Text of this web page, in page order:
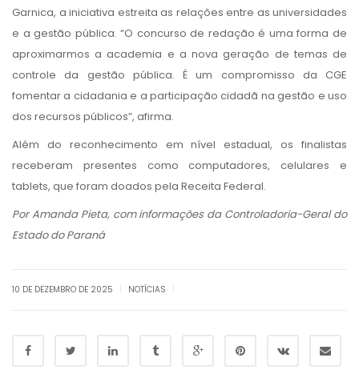
Garnica, a iniciativa estreita as relações entre as universidades
e a gestão pública. “O concurso de redação é uma forma de
aproximarmos a academia e a nova geração de temas de
controle da gestão pública. É um compromisso da CGE
fomentar a cidadania e a participação cidadã na gestão e uso
dos recursos públicos”, afirma.
Além do reconhecimento em nível estadual, os finalistas
receberam presentes como computadores, celulares e
tablets, que foram doados pela Receita Federal.
Por Amanda Pieta, com informações da Controladoria-Geral do
Estado do Paraná
10 DE DEZEMBRO DE 2025 NOTÍCIAS